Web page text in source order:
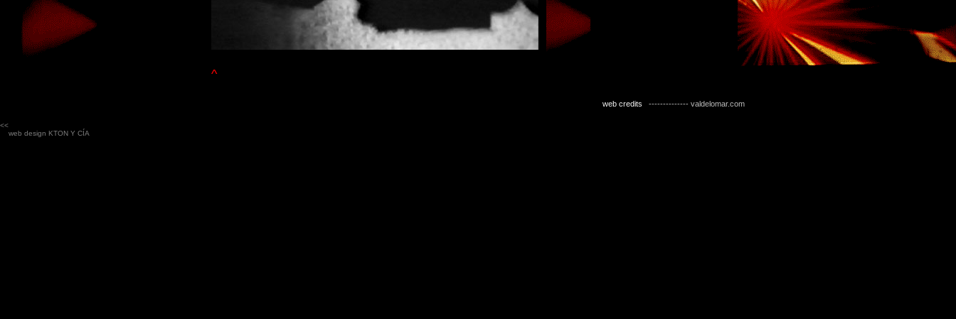
^
web credits -------------- valdelomar.com
<<
web design KTON Y CÍA